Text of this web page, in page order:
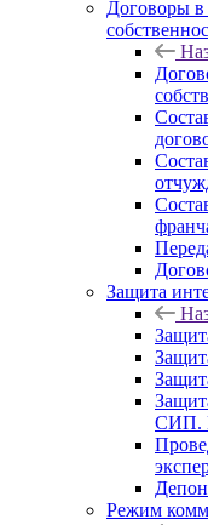
Договоры в
Защита
СИП.
Режим